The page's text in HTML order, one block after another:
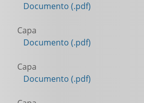
Documento (.pdf)
Capa
Documento (.pdf)
Capa
Documento (.pdf)